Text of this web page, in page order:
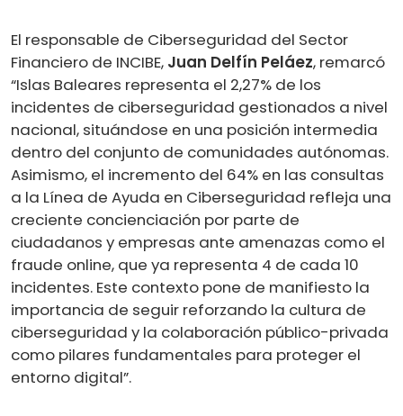
El responsable de Ciberseguridad del Sector
Financiero de INCIBE, Juan Delfín Peláez, remarcó
“Islas Baleares representa el 2,27% de los
incidentes de ciberseguridad gestionados a nivel
nacional, situándose en una posición intermedia
dentro del conjunto de comunidades autónomas.
Asimismo, el incremento del 64% en las consultas
a la Línea de Ayuda en Ciberseguridad refleja una
creciente concienciación por parte de
ciudadanos y empresas ante amenazas como el
fraude online, que ya representa 4 de cada 10
incidentes. Este contexto pone de manifiesto la
importancia de seguir reforzando la cultura de
ciberseguridad y la colaboración público-privada
como pilares fundamentales para proteger el
entorno digital”.